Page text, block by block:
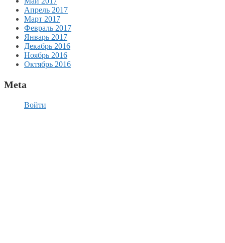
Апрель 2017
Март 2017
Февраль 2017
Январь 2017
Декабрь 2016
Ноябрь 2016
Октябрь 2016
Meta
Войти